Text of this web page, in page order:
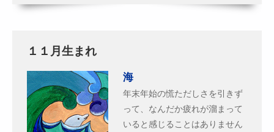
１１月生まれ
海
年末年始の慌ただしさを引きず
って、なんだか疲れが溜まって
いると感じることはありません